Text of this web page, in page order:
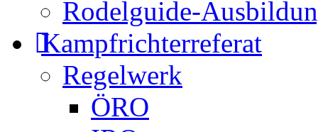
Rodelguide-
Kampfrichterreferat
Regelwerk
ÖRO